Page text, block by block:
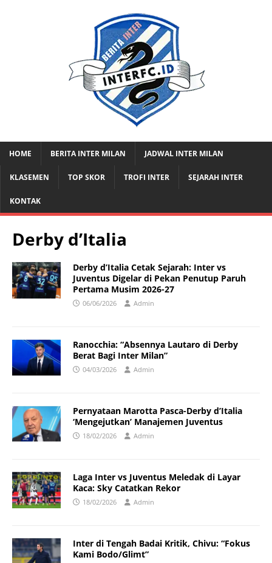
HOME BERITA INTER MILAN JADWAL INTER MILAN
KLASEMEN TOP SKOR TROFI INTER SEJARAH INTER
KONTAK
Derby d’Italia
Derby d’Italia Cetak Sejarah: Inter vs
Juventus Digelar di Pekan Penutup Paruh
Pertama Musim 2026-27
06/06/2026 Admin
Ranocchia: “Absennya Lautaro di Derby
Berat Bagi Inter Milan”
04/03/2026 Admin
Pernyataan Marotta Pasca-Derby d’Italia
‘Mengejutkan’ Manajemen Juventus
18/02/2026 Admin
Laga Inter vs Juventus Meledak di Layar
Kaca: Sky Catatkan Rekor
18/02/2026 Admin
Inter di Tengah Badai Kritik, Chivu: “Fokus
Kami Bodo/Glimt”